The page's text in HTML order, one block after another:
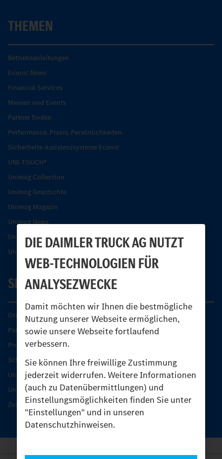
DIE DAIMLER TRUCK AG NUTZT
WEB-TECHNOLOGIEN FÜR
ANALYSEZWECKE
Damit möchten wir Ihnen die bestmögliche
Nutzung unserer Webseite ermöglichen,
sowie unsere Webseite fortlaufend
verbessern.
Sie können Ihre freiwillige Zustimmung
jederzeit widerrufen. Weitere Informationen
(auch zu Datenübermittlungen) und
Einstellungsmöglichkeiten finden Sie unter
"Einstellungen" und in unseren
Datenschutzhinweisen.
THEMEN
Betriebsanleitungen
Econic News
Financial Services
Messen und Events
Partner finden
Performance. Praxis. Persönlichkeiten.
Sicherheits-Assistenzsysteme Econic
UNI-TOUCH®
Unimog Collection
Unimog Geschichte
Unimog Magazin
Unimog News
Unimog Partner-Portal
Unimog Sicherheit
SERVICE
Original-Teile
Partner finden
Produkt-Highlights
Schutz und Werterhalt
Unimog Serviceangebot
Unimog Servicetage
Zusatzleistungen